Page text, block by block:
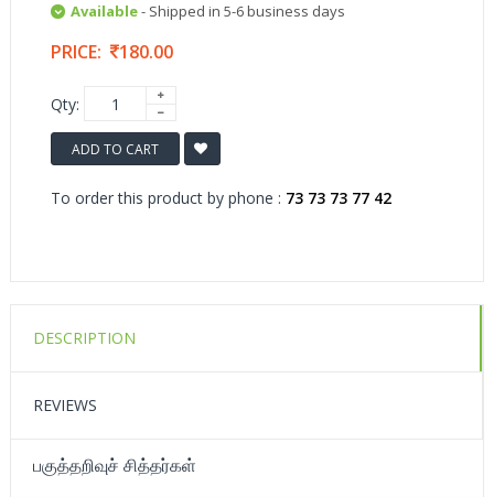
Available- Shipped in 5-6 business days
PRICE: 180.00
Qty:
ADD TO CART
To order this product by phone : 73 73 73 77 42
DESCRIPTION
REVIEWS
பகுத்தறிவுச் சித்தர்கள்